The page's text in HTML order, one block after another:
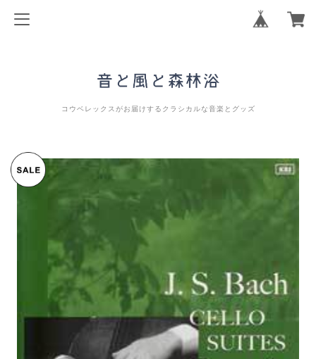
コウベレックスがお届けするクラシカルな音楽とグッズ